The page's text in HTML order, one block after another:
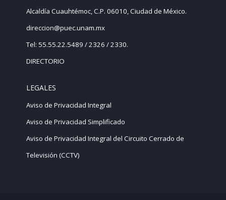
Alcaldía Cuauhtémoc, C.P. 06010, Ciudad de México.
direccion@puec.unam.mx
Tel: 55.55.22.5489 / 2326 / 2330.
DIRECTORIO
LEGALES
Aviso de Privacidad Integral
Aviso de Privacidad Simplificado
Aviso de Privacidad Integral del Circuito Cerrado de
Televisión (CCTV)